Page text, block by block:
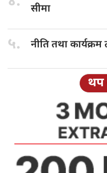
सीमा
५. नीति तथाकार्यक्रम
थप